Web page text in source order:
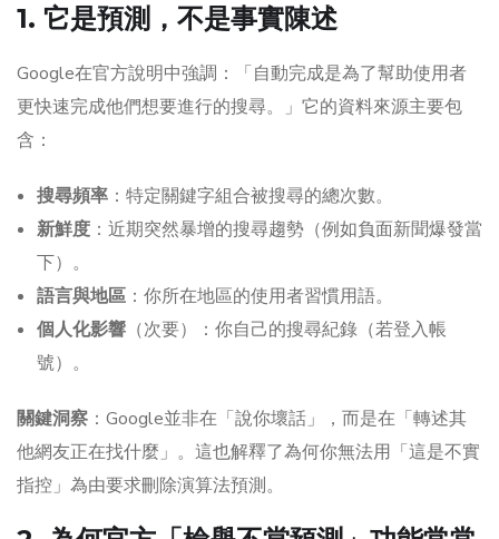
1. 它是預測，不是事實陳述
Google在官方說明中強調：「自動完成是為了幫助使用者
更快速完成他們想要進行的搜尋。」它的資料來源主要包
含：
搜尋頻率 ：特定關鍵字組合被搜尋的總次數。
新鮮度 ：近期突然暴增的搜尋趨勢（例如負面新聞爆發當
下）。
語言與地區 ：你所在地區的使用者習慣用語。
個人化影響 （次要）：你自己的搜尋紀錄（若登入帳
號）。
關鍵洞察 ：Google並非在「說你壞話」，而是在「轉述其
他網友正在找什麼」。這也解釋了為何你無法用「這是不實
指控」為由要求刪除演算法預測。